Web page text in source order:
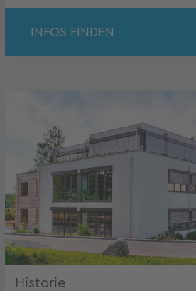
INFOS FINDEN
Historie